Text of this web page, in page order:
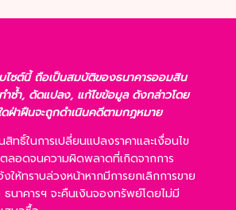
ไซต์นี้ ถือเป็นสมบัติของธนาคารออมสิน
ำซ้ำ, ดัดแปลง, แก้ไขข้อมูล ดังกล่าวโดย
ฝ่าฝืนจะถูกดำเนินคดีตามกฎหมาย
ทธิ์ในการเปลี่ยนแปลงราคาและเงื่อนไข
ลอดจนความผิดพลาดที่เกิดจากการ
ห้ทราบล่วงหน้าหากมีการยกเลิกการขาย
นาคารฯ จะคืนเงินจองทรัพย์โดยไม่มี